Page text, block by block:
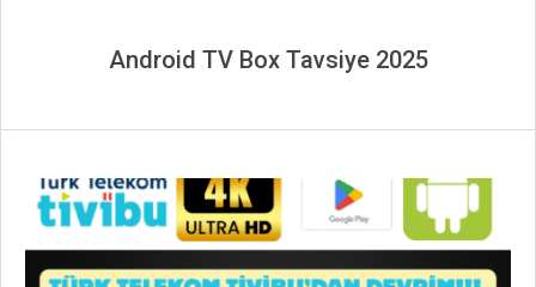
Android TV Box Tavsiye 2025